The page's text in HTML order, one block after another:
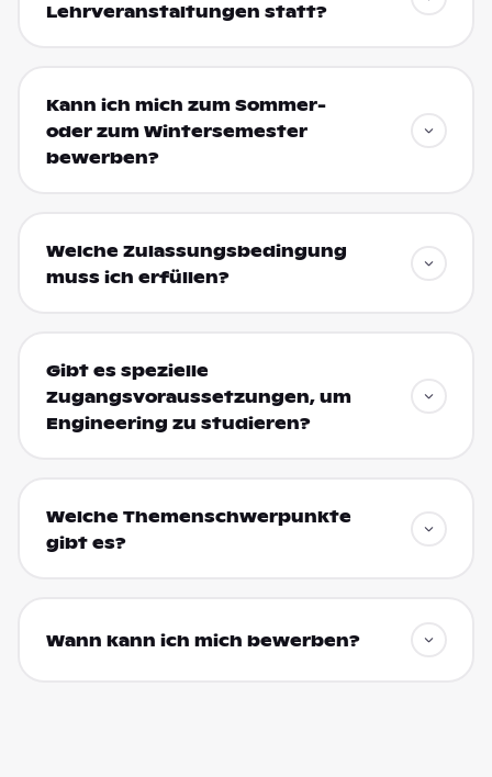
Lehrveranstaltungen statt?
Kann ich mich zum Sommer-
oder zum Wintersemester
bewerben?
Welche Zulassungsbedingung
muss ich erfüllen?
Gibt es spezielle
Zugangsvoraussetzungen, um
Engineering zu studieren?
Welche Themenschwerpunkte
gibt es?
Wann kann ich mich bewerben?